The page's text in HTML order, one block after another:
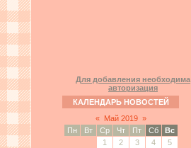
Для добавления необходима
авторизация
КАЛЕНДАРЬ НОВОСТЕЙ
«
Май 2019 »
Пн
Вт Ср Чт Пт Сб
Вс
1
2 3 4
5